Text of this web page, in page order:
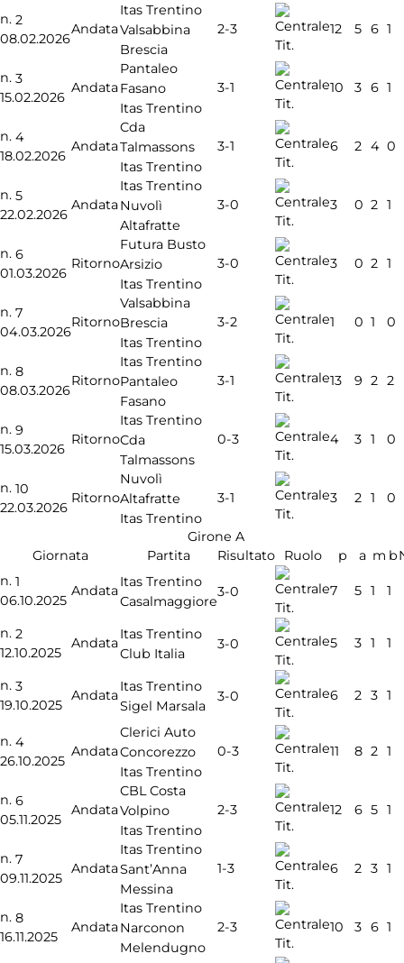
n. 2
08.02.2026
Andata
Itas Trentino
Valsabbina
Brescia
2-3
Tit.
12 5 6 1
n. 3
15.02.2026
Andata
Pantaleo
Fasano
Itas Trentino
3-1
Tit.
10 3 6 1
n. 4
18.02.2026
Andata
Cda
Talmassons
Itas Trentino
3-1
Tit.
6 2 4 0
n. 5
22.02.2026
Andata
Itas Trentino
Nuvolì
Altafratte
3-0
Tit.
3 0 2 1
n. 6
01.03.2026
Ritorno
Futura Busto
Arsizio
Itas Trentino
3-0
Tit.
3 0 2 1
n. 7
04.03.2026
Ritorno
Valsabbina
Brescia
Itas Trentino
3-2
Tit.
1 0 1 0
n. 8
08.03.2026
Ritorno
Itas Trentino
Pantaleo
Fasano
3-1
Tit.
13 9 2 2
n. 9
15.03.2026
Ritorno
Itas Trentino
Cda
Talmassons
0-3
Tit.
4 3 1 0
n. 10
22.03.2026
Ritorno
Nuvolì
Altafratte
Itas Trentino
3-1
Tit.
3 2 1 0
Girone A
Giornata
Partita Risultato Ruolo p a m b
n. 1
06.10.2025
Andata
Itas Trentino
Casalmaggiore
3-0
Tit.
7 5 1 1
n. 2
12.10.2025
Andata
Itas Trentino
Club Italia
3-0
Tit.
5 3 1 1
n. 3
19.10.2025
Andata
Itas Trentino
Sigel Marsala
3-0
Tit.
6 2 3 1
n. 4
26.10.2025
Andata
Clerici Auto
Concorezzo
Itas Trentino
0-3
Tit.
11 8 2 1
n. 6
05.11.2025
Andata
CBL Costa
Volpino
Itas Trentino
2-3
Tit.
12 6 5 1
n. 7
09.11.2025
Andata
Itas Trentino
Sant’Anna
Messina
1-3
Tit.
6 2 3 1
n. 8
16.11.2025
Andata
Itas Trentino
Narconon
Melendugno
2-3
Tit.
10 3 6 1